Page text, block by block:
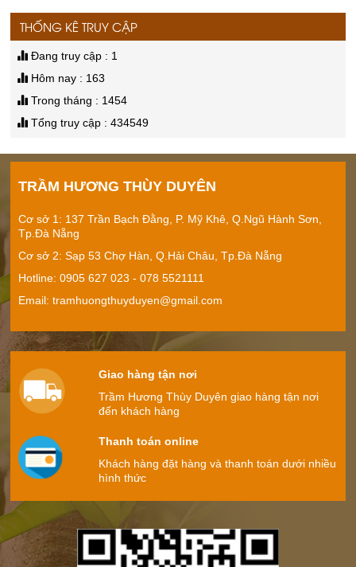
Vòng trầm tự nhiên
Thác khói phụng hoàng
Giá:Liên hệ
Thác khí xông trầm
Giá: Liên hệ
Nhang trầm hương
Mua trầm hương ở đâu tại Đà Nẵng?
THỐNG KÊ TRUY CẬP
Đang truy cập : 1
Hôm nay : 163
Trong tháng : 1454
Tổng truy cập : 434549
TRẦM HƯƠNG THÙY DUYÊN
Cơ sở 1: 137 Trần Bạch Đằng, P. Mỹ Khê, Q.Ngũ Hành Sơn,
Tp.Đà Nẵng
Cơ sở 2: Sạp 53 Chợ Hàn, Q.Hải Châu, Tp.Đà Nẵng
Hotline: 0905 627 023 - ‭078 5521111
Email: tramhuongthuyduyen@gmail.com
Giao hàng tận nơi
Trầm Hương Thùy Duyên giao hàng tận nơi
đến khách hàng
Thanh toán online
Khách hàng đặt hàng và thanh toán dưới nhiều
hình thức